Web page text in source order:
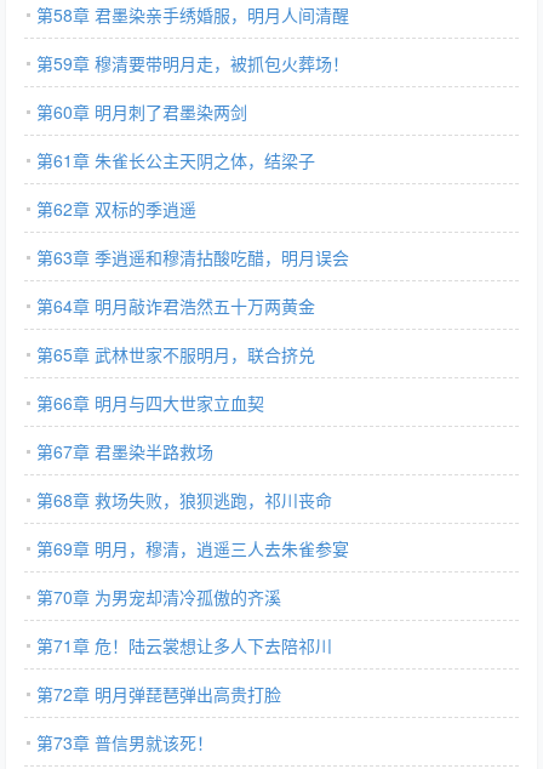
第58章 君墨染亲手绣婚服，明月人间清醒
第59章 穆清要带明月走，被抓包火葬场！
第60章 明月刺了君墨染两剑
第61章 朱雀长公主天阴之体，结梁子
第62章 双标的季逍遥
第63章 季逍遥和穆清拈酸吃醋，明月误会
第64章 明月敲诈君浩然五十万两黄金
第65章 武林世家不服明月，联合挤兑
第66章 明月与四大世家立血契
第67章 君墨染半路救场
第68章 救场失败，狼狈逃跑，祁川丧命
第69章 明月，穆清，逍遥三人去朱雀参宴
第70章 为男宠却清冷孤傲的齐溪
第71章 危！陆云裳想让多人下去陪祁川
第72章 明月弹琵琶弹出高贵打脸
第73章 普信男就该死！